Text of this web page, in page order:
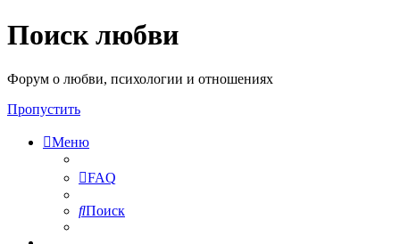
Поиск любви
Форум о любви, психологии и отношениях
Пропустить
Меню
FAQ
Поиск